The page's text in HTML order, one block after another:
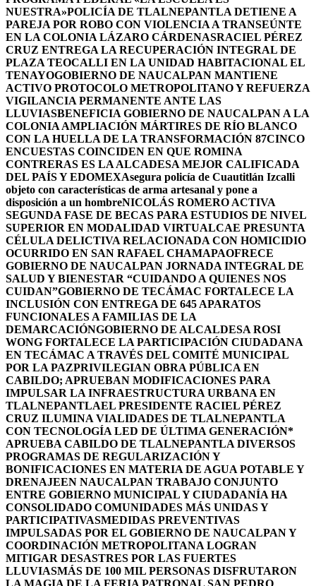
NUESTRA»POLICÍA DE TLALNEPANTLA DETIENE A
PAREJA POR ROBO CON VIOLENCIA A TRANSEÚNTE
EN LA COLONIA LÁZARO CÁRDENASRACIEL PÉREZ
CRUZ ENTREGA LA RECUPERACIÓN INTEGRAL DE
PLAZA TEOCALLI EN LA UNIDAD HABITACIONAL EL
TENAYOGOBIERNO DE NAUCALPAN MANTIENE
ACTIVO PROTOCOLO METROPOLITANO Y REFUERZA
VIGILANCIA PERMANENTE ANTE LAS
LLUVIASBENEFICIA GOBIERNO DE NAUCALPAN A LA
COLONIA AMPLIACIÓN MÁRTIRES DE RÍO BLANCO
CON LA HUELLA DE LA TRANSFORMACIÓN 87CINCO
ENCUESTAS COINCIDEN EN QUE ROMINA
CONTRERAS ES LA ALCADESA MEJOR CALIFICADA
DEL PAÍS Y EDOMEXAsegura policía de Cuautitlán Izcalli
objeto con características de arma artesanal y pone a
disposición a un hombreNICOLÁS ROMERO ACTIVA
SEGUNDA FASE DE BECAS PARA ESTUDIOS DE NIVEL
SUPERIOR EN MODALIDAD VIRTUALCAE PRESUNTA
CÉLULA DELICTIVA RELACIONADA CON HOMICIDIO
OCURRIDO EN SAN RAFAEL CHAMAPAOFRECE
GOBIERNO DE NAUCALPAN JORNADA INTEGRAL DE
SALUD Y BIENESTAR “CUIDANDO A QUIENES NOS
CUIDAN”GOBIERNO DE TECÁMAC FORTALECE LA
INCLUSIÓN CON ENTREGA DE 645 APARATOS
FUNCIONALES A FAMILIAS DE LA
DEMARCACIÓNGOBIERNO DE ALCALDESA ROSI
WONG FORTALECE LA PARTICIPACIÓN CIUDADANA
EN TECÁMAC A TRAVÉS DEL COMITÉ MUNICIPAL
POR LA PAZPRIVILEGIAN OBRA PÚBLICA EN
CABILDO; APRUEBAN MODIFICACIONES PARA
IMPULSAR LA INFRAESTRUCTURA URBANA EN
TLALNEPANTLAEL PRESIDENTE RACIEL PÉREZ
CRUZ ILUMINA VIALIDADES DE TLALNEPANTLA
CON TECNOLOGÍA LED DE ÚLTIMA GENERACIÓN*
APRUEBA CABILDO DE TLALNEPANTLA DIVERSOS
PROGRAMAS DE REGULARIZACIÓN Y
BONIFICACIONES EN MATERIA DE AGUA POTABLE Y
DRENAJEEN NAUCALPAN TRABAJO CONJUNTO
ENTRE GOBIERNO MUNICIPAL Y CIUDADANÍA HA
CONSOLIDADO COMUNIDADES MÁS UNIDAS Y
PARTICIPATIVASMEDIDAS PREVENTIVAS
IMPULSADAS POR EL GOBIERNO DE NAUCALPAN Y
COORDINACIÓN METROPOLITANA LOGRAN
MITIGAR DESASTRES POR LAS FUERTES
LLUVIASMÁS DE 100 MIL PERSONAS DISFRUTARON
LA MAGIA DE LA FERIA PATRONAL SAN PEDRO